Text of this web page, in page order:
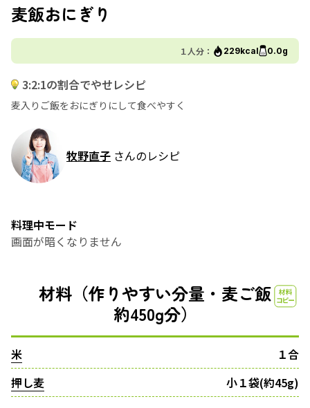
麦飯おにぎり
１人分： 229kcal 0.0g
3:2:1の割合でやせレシピ
麦入りご飯をおにぎりにして食べやすく
牧野直子 さんのレシピ
料理中モード
画面が暗くなりません
材料（作りやすい分量・麦ご飯
約450g分）
米
１合
押し麦
小１袋(約45g)